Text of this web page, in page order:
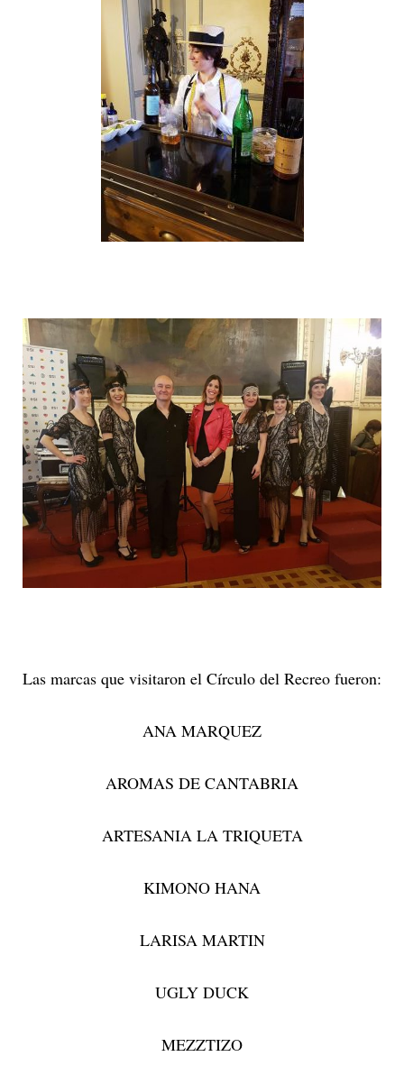
Las marcas que visitaron el Círculo del Recreo fueron:
ANA MARQUEZ
AROMAS DE CANTABRIA
ARTESANIA LA TRIQUETA
KIMONO HANA
LARISA MARTIN
UGLY DUCK
MEZZTIZO